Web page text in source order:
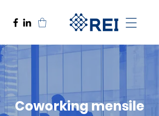
Coworking mensile